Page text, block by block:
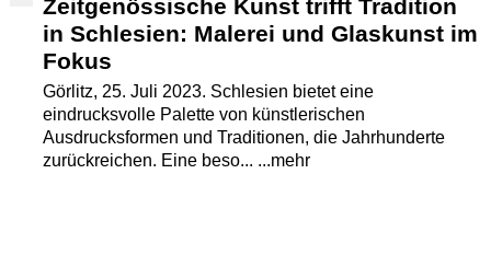
Zeitgenössische Kunst trifft Tradition
in Schlesien: Malerei und Glaskunst im
Fokus
Görlitz, 25. Juli 2023. Schlesien bietet eine
eindrucksvolle Palette von künstlerischen
Ausdrucksformen und Traditionen, die Jahrhunderte
zurückreichen. Eine beso... ...mehr